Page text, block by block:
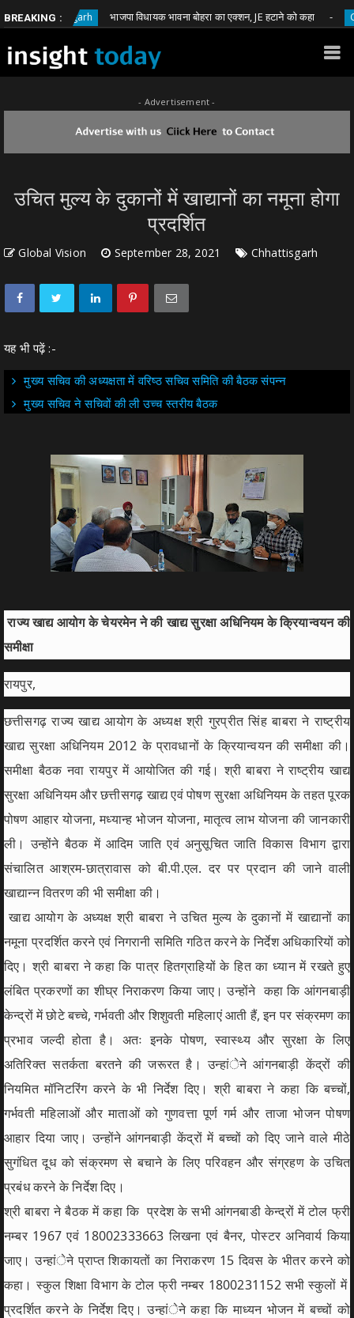
BREAKING :
Chhattisgarh भाजपा विधायक भावना बोहरा का एक्शन, JE हटाने को कहा
- Advertisement -
उचित मुल्य के दुकानों में खाद्यानों का नमूना होगा
प्रदर्शित
Global Vision September 28, 2021 Chhattisgarh
यह भी पढ़ें :-
मुख्य सचिव की अध्यक्षता में वरिष्ठ सचिव समिति की बैठक संपन्न
मुख्य सचिव ने सचिवों की ली उच्च स्तरीय बैठक
राज्य खाद्य आयोग के चेयरमेन ने की खाद्य सुरक्षा अधिनियम के क्रियान्वयन की
समीक्षा
रायपुर,
छत्तीसगढ़ राज्य खाद्य आयोग के अध्यक्ष श्री गुरप्रीत सिंह बाबरा ने राष्ट्रीय
खाद्य सुरक्षा अधिनियम 2012 के प्रावधानों के क्रियान्वयन की समीक्षा की।
समीक्षा बैठक नवा रायपुर में आयोजित की गई। श्री बाबरा ने राष्ट्रीय खाद्य
सुरक्षा अधिनियम और छत्तीसगढ़ खाद्य एवं पोषण सुरक्षा अधिनियम के तहत पूरक
पोषण आहार योजना, मध्यान्ह भोजन योजना, मातृत्व लाभ योजना की जानकारी
ली। उन्होंने बैठक में आदिम जाति एवं अनुसूचित जाति विकास विभाग द्वारा
संचालित आश्रम-छात्रावास को बी.पी.एल. दर पर प्रदान की जाने वाली
खाद्यान्न वितरण की भी समीक्षा की।
खाद्य आयोग के अध्यक्ष श्री बाबरा ने उचित मुल्य के दुकानों में खाद्यानों का
नमूना प्रदर्शित करने एवं निगरानी समिति गठित करने के निर्देश अधिकारियों को
दिए। श्री बाबरा ने कहा कि पात्र हितग्राहियों के हित का ध्यान में रखते हुए
लंबित प्रकरणों का शीघ्र निराकरण किया जाए। उन्होंने कहा कि आंगनबाड़ी
केन्द्रों में छोटे बच्चे, गर्भवती और शिशुवती महिलाएं आती हैं, इन पर संक्रमण का
प्रभाव जल्दी होता है। अतः इनके पोषण, स्वास्थ्य और सुरक्षा के लिए
अतिरिक्त सतर्कता बरतने की जरूरत है। उन्हांेने आंगनबाड़ी केंद्रों की
नियमित मॉनिटरिंग करने के भी निर्देश दिए। श्री बाबरा ने कहा कि बच्चों,
गर्भवती महिलाओं और माताओं को गुणवत्ता पूर्ण गर्म और ताजा भोजन पोषण
आहार दिया जाए। उन्होंने आंगनबाड़ी केंद्रों में बच्चों को दिए जाने वाले मीठे
सुगंधित दूध को संक्रमण से बचाने के लिए परिवहन और संग्रहण के उचित
प्रबंध करने के निर्देश दिए।
श्री बाबरा ने बैठक में कहा कि प्रदेश के सभी आंगनबाडी केन्द्रों में टोल फ्री
नम्बर 1967 एवं 18002333663 लिखना एवं बैनर, पोस्टर अनिवार्य किया
जाए। उन्हांेने प्राप्त शिकायतों का निराकरण 15 दिवस के भीतर करने को
कहा। स्कुल शिक्षा विभाग के टोल फ्री नम्बर 1800231152 सभी स्कुलों में
प्रदर्शित करने के निर्देश दिए। उन्हांेने कहा कि माध्यन भोजन में बच्चों को